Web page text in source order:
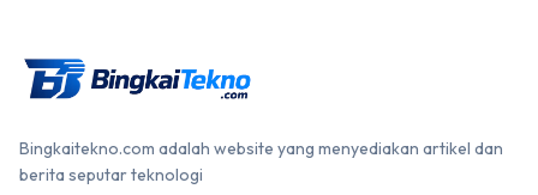
Bingkaitekno.com adalah website yang menyediakan artikel dan
berita seputar teknologi